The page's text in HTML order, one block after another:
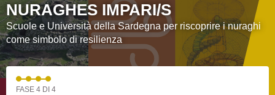
NURAGHES IMPARI/S
Scuole e Università della Sardegna per riscoprire i nuraghi
come simbolo di resilienza
FASE 4 DI 4